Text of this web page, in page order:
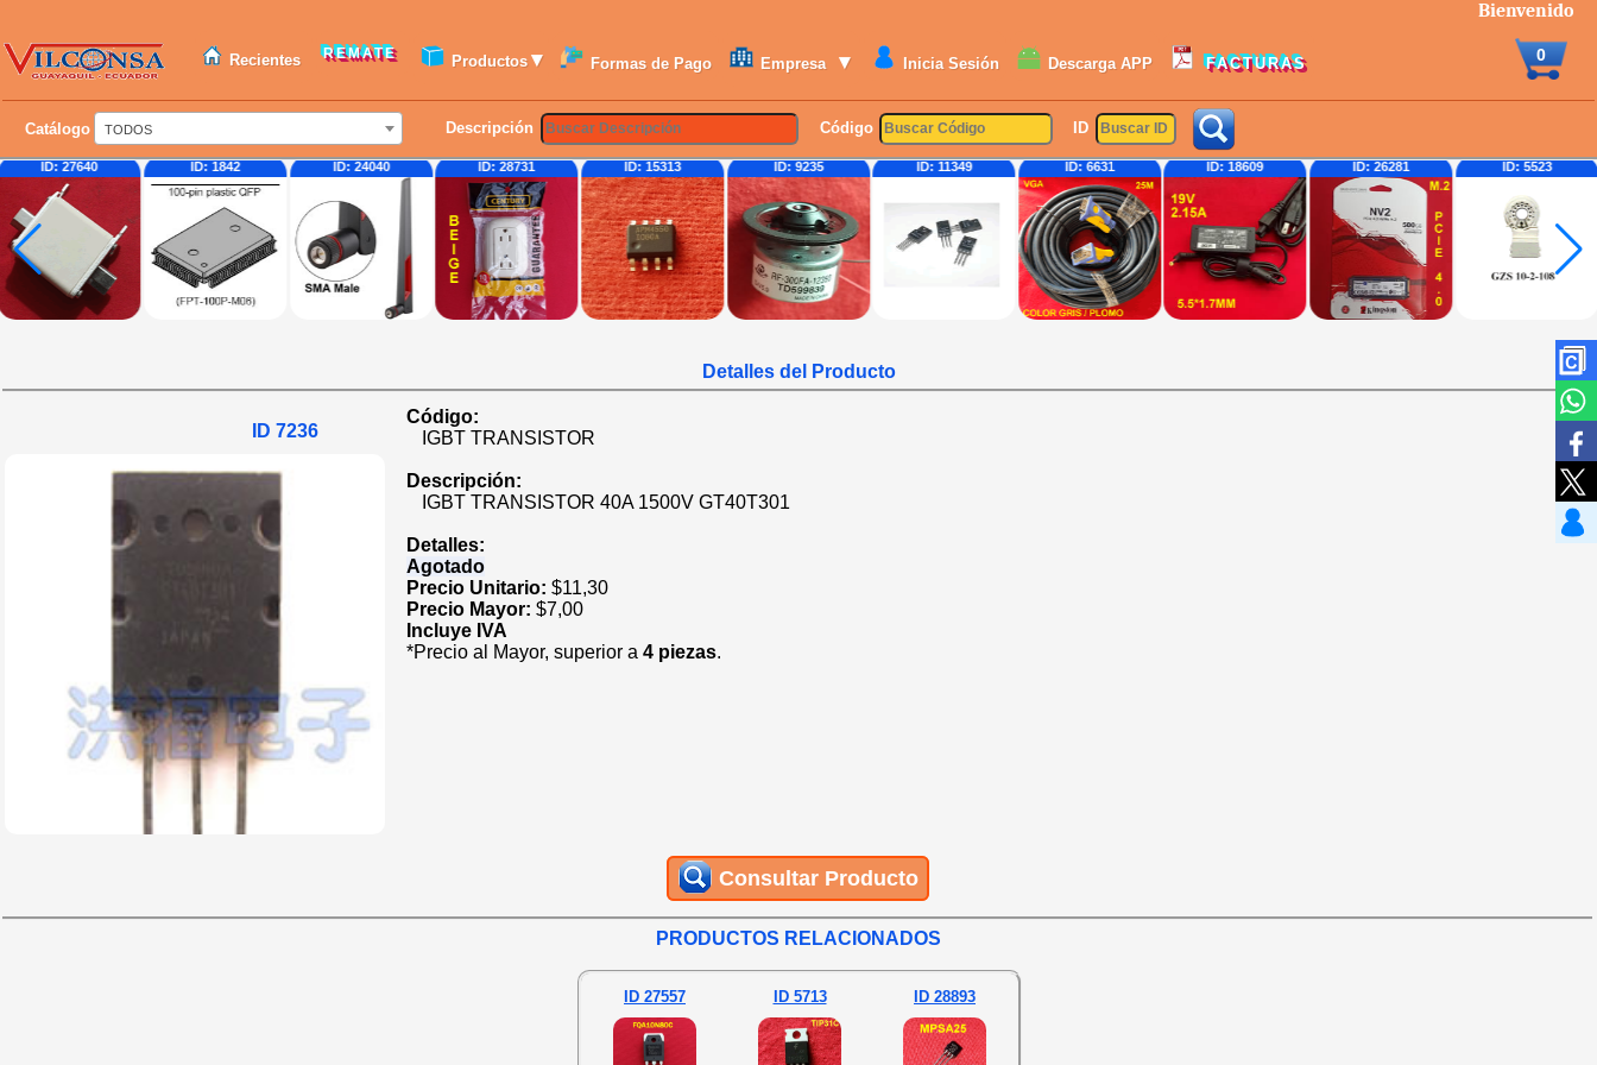
Bienvenido
Recientes REMATE Productos ▾ Formas de Pago Empresa ▾ Inicia Sesión Descarga APP FACTURAS 0
Catálogo TODOS Descripción Código ID
ID: 27640 ID: 1842 ID: 24040 ID: 28731 ID: 15313 ID: 9235 ID: 11349 ID: 6631 ID: 18609 ID: 26281 ID: 5523
Detalles del Producto
ID 7236
Código:
IGBT TRANSISTOR
Descripción:
IGBT TRANSISTOR 40A 1500V GT40T301
Detalles:
Agotado
Precio Unitario: $11,30
Precio Mayor: $7,00
Incluye IVA
*Precio al Mayor, superior a 4 piezas.
Consultar Producto
PRODUCTOS RELACIONADOS
ID 27557 ID 5713 ID 28893